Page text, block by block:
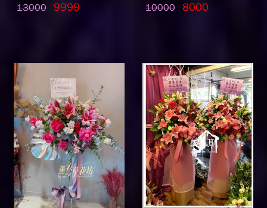
13000 9999
10000 8000